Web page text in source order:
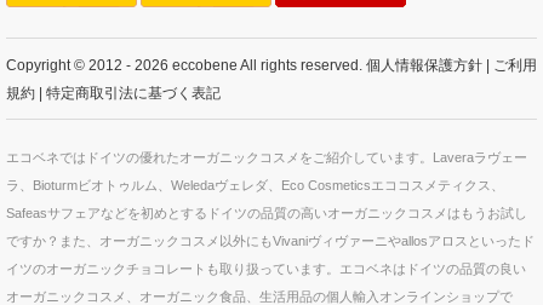
Copyright © 2012 - 2026 eccobene All rights reserved. 個人情報保護方針 | ご利用
規約 | 特定商取引法に基づく表記
エコベネではドイツの優れたオーガニックコスメをご紹介しています。Laveraラヴェー
ラ、Bioturmビオトゥルム、Weledaヴェレダ、Eco Cosmeticsエココスメティクス、
Safeasサフェアなどを初めとするドイツの品質の高いオーガニックコスメはもうお試し
ですか？また、オーガニックコスメ以外にもVivaniヴィヴァーニやallosアロスといったド
イツのオーガニックチョコレートも取り扱っています。エコベネはドイツの品質の良い
オーガニックコスメ、オーガニック食品、生活用品の個人輸入オンラインショップで